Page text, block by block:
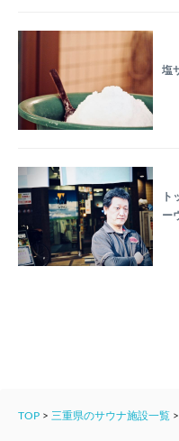
塩
ー
TOP > 三重県のサウナ施設一覧 >